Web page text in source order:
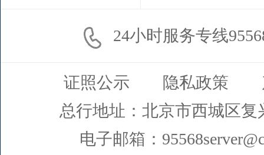
24小时服务专线
证照公示 隐私政策
总行地址：北京市西城区复
电子邮箱：